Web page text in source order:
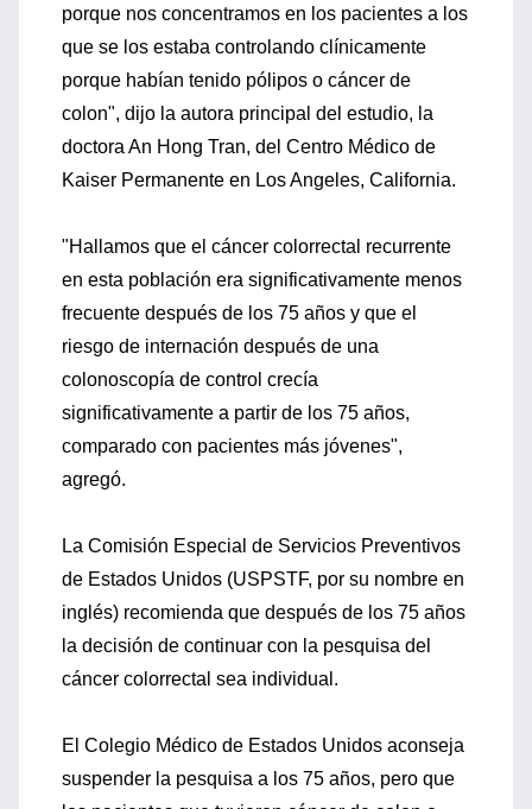
porque nos concentramos en los pacientes a los
que se los estaba controlando clínicamente
porque habían tenido pólipos o cáncer de
colon", dijo la autora principal del estudio, la
doctora An Hong Tran, del Centro Médico de
Kaiser Permanente en Los Angeles, California.
"Hallamos que el cáncer colorrectal recurrente
en esta población era significativamente menos
frecuente después de los 75 años y que el
riesgo de internación después de una
colonoscopía de control crecía
significativamente a partir de los 75 años,
comparado con pacientes más jóvenes",
agregó.
La Comisión Especial de Servicios Preventivos
de Estados Unidos (USPSTF, por su nombre en
inglés) recomienda que después de los 75 años
la decisión de continuar con la pesquisa del
cáncer colorrectal sea individual.
El Colegio Médico de Estados Unidos aconseja
suspender la pesquisa a los 75 años, pero que